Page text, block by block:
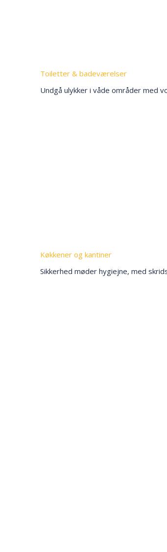
Toiletter & badeværelser
Undgå ulykker i våde områder med
Køkkener og kantiner
Sikkerhed møder hygiejne, med